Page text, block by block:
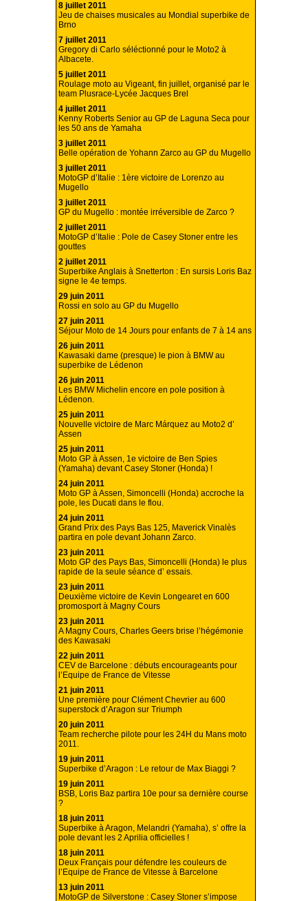
8 juillet 2011
Jeu de chaises musicales au Mondial superbike de
Brno
7 juillet 2011
Gregory di Carlo séléctionné pour le Moto2 à
Albacete.
5 juillet 2011
Roulage moto au Vigeant, fin juillet, organisé par le
team Plusrace-Lycée Jacques Brel
4 juillet 2011
Kenny Roberts Senior au GP de Laguna Seca pour
les 50 ans de Yamaha
3 juillet 2011
Belle opération de Yohann Zarco au GP du Mugello
3 juillet 2011
MotoGP d’Italie : 1ère victoire de Lorenzo au
Mugello
3 juillet 2011
GP du Mugello : montée irréversible de Zarco ?
2 juillet 2011
MotoGP d’Italie : Pole de Casey Stoner entre les
gouttes
2 juillet 2011
Superbike Anglais à Snetterton : En sursis Loris Baz
signe le 4e temps.
29 juin 2011
Rossi en solo au GP du Mugello
27 juin 2011
Séjour Moto de 14 Jours pour enfants de 7 à 14 ans
26 juin 2011
Kawasaki dame (presque) le pion à BMW au
superbike de Lédenon
26 juin 2011
Les BMW Michelin encore en pole position à
Lédenon.
25 juin 2011
Nouvelle victoire de Marc Márquez au Moto2 d’
Assen
25 juin 2011
Moto GP à Assen, 1e victoire de Ben Spies
(Yamaha) devant Casey Stoner (Honda) !
24 juin 2011
Moto GP à Assen, Simoncelli (Honda) accroche la
pole, les Ducati dans le flou.
24 juin 2011
Grand Prix des Pays Bas 125, Maverick Vinalès
partira en pole devant Johann Zarco.
23 juin 2011
Moto GP des Pays Bas, Simoncelli (Honda) le plus
rapide de la seule séance d’ essais.
23 juin 2011
Deuxième victoire de Kevin Longearet en 600
promosport à Magny Cours
23 juin 2011
A Magny Cours, Charles Geers brise l’hégémonie
des Kawasaki
22 juin 2011
CEV de Barcelone : débuts encourageants pour
l’Equipe de France de Vitesse
21 juin 2011
Une première pour Clément Chevrier au 600
superstock d’Aragon sur Triumph
20 juin 2011
Team recherche pilote pour les 24H du Mans moto
2011.
19 juin 2011
Superbike d’Aragon : Le retour de Max Biaggi ?
19 juin 2011
BSB, Loris Baz partira 10e pour sa dernière course
?
18 juin 2011
Superbike à Aragon, Melandri (Yamaha), s’ offre la
pole devant les 2 Aprilia officielles !
18 juin 2011
Deux Français pour défendre les couleurs de
l’Equipe de France de Vitesse à Barcelone
13 juin 2011
MotoGP de Silverstone : Casey Stoner s’impose